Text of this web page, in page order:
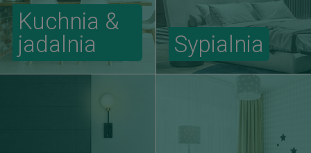
Kuchnia &
jadalnia
Sypialnia